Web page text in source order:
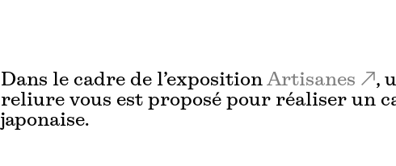
Dans le cadre de l’exposition Artisanes
,
reliure vous est proposé pour réaliser un
japonaise.